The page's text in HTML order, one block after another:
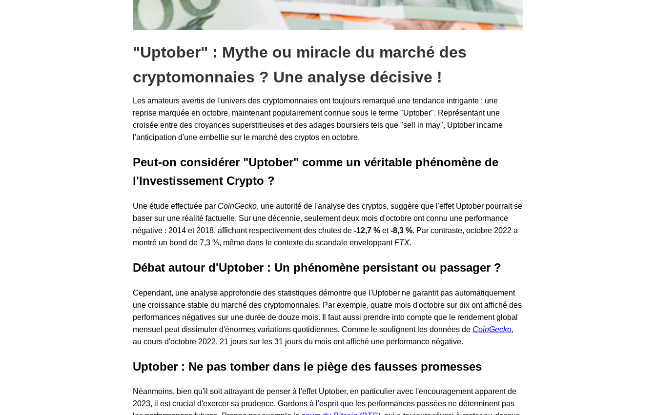
"Uptober" : Mythe ou miracle du marché des
cryptomonnaies ? Une analyse décisive !
Les amateurs avertis de l'univers des cryptomonnaies ont toujours remarqué une tendance intrigante : une
reprise marquée en octobre, maintenant populairement connue sous le terme "Uptober". Représentant une
croisée entre des croyances superstitieuses et des adages boursiers tels que "sell in may", Uptober incarne
l'anticipation d'une embellie sur le marché des cryptos en octobre.
Peut-on considérer "Uptober" comme un véritable phénomène de
l'Investissement Crypto ?
Une étude effectuée par CoinGecko, une autorité de l'analyse des cryptos, suggère que l'effet Uptober pourrait se
baser sur une réalité factuelle. Sur une décennie, seulement deux mois d'octobre ont connu une performance
négative : 2014 et 2018, affichant respectivement des chutes de -12,7 % et-8,3 %. Par contraste, octobre 2022 a
montré un bond de 7,3 %, même dans le contexte du scandale enveloppantFTX.
Débat autour d'Uptober : Un phénomène persistant ou passager ?
Cependant, une analyse approfondie des statistiques démontre que l'Uptober ne garantit pas automatiquement
une croissance stable du marché des cryptomonnaies. Par exemple, quatre mois d'octobre sur dix ont affiché des
performances négatives sur une durée de douze mois. Il faut aussi prendre into compte que le rendement global
mensuel peut dissimuler d'énormes variations quotidiennes. Comme le soulignent les données de CoinGecko,
au cours d'octobre 2022, 21 jours sur les 31 jours du mois ont affiché une performance négative.
Uptober : Ne pas tomber dans le piège des fausses promesses
Néanmoins, bien qu'il soit attrayant de penser à l'effet Uptober, en particulier avec l'encouragement apparent de
2023, il est crucial d'exercer sa prudence. Gardons à l'esprit que les performances passées ne déterminent pas